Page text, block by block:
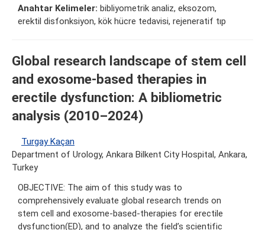
Anahtar Kelimeler: bibliyometrik analiz, eksozom,
erektil disfonksiyon, kök hücre tedavisi, rejeneratif tıp
Global research landscape of stem cell
and exosome-based therapies in
erectile dysfunction: A bibliometric
analysis (2010–2024)
Turgay Kaçan
Department of Urology, Ankara Bilkent City Hospital, Ankara,
Turkey
OBJECTIVE: The aim of this study was to
comprehensively evaluate global research trends on
stem cell and exosome-based-therapies for erectile
dysfunction(ED), and to analyze the field’s scientific